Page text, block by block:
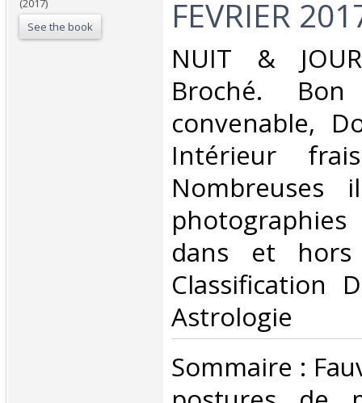
(2017)
See the book
FEVRIER
‎NUIT &
Broché.
convenable,
Intérieur
Nombreuses
dans et
Classification
Astrologie‎
‎Sommaire :